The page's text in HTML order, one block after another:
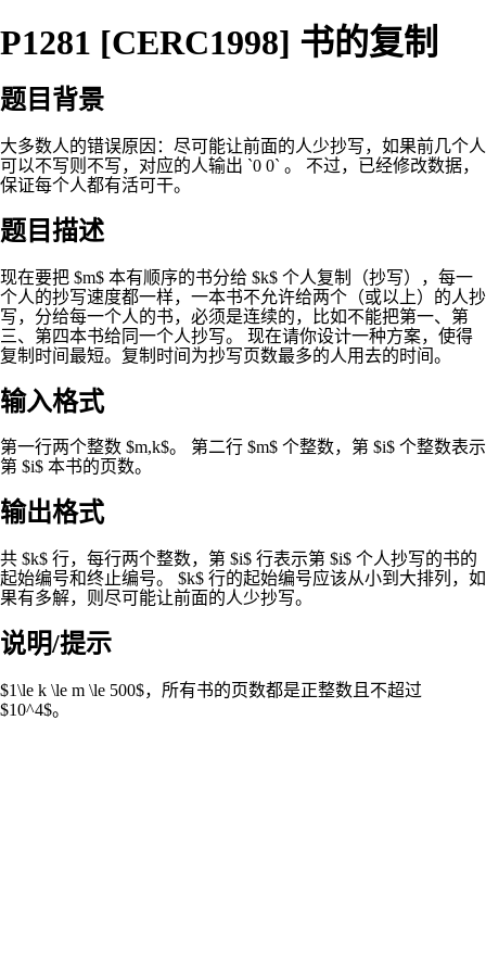
P1281 [CERC1998] 书的复制
题目背景
大多数人的错误原因：尽可能让前面的人少抄写，如果前几个人
可以不写则不写，对应的人输出 `0 0` 。 不过，已经修改数据，
保证每个人都有活可干。
题目描述
现在要把 $m$ 本有顺序的书分给 $k$ 个人复制（抄写），每一
个人的抄写速度都一样，一本书不允许给两个（或以上）的人抄
写，分给每一个人的书，必须是连续的，比如不能把第一、第
三、第四本书给同一个人抄写。 现在请你设计一种方案，使得
复制时间最短。复制时间为抄写页数最多的人用去的时间。
输入格式
第一行两个整数 $m,k$。 第二行 $m$ 个整数，第 $i$ 个整数表示
第 $i$ 本书的页数。
输出格式
共 $k$ 行，每行两个整数，第 $i$ 行表示第 $i$ 个人抄写的书的
起始编号和终止编号。 $k$ 行的起始编号应该从小到大排列，如
果有多解，则尽可能让前面的人少抄写。
说明/提示
$1\le k \le m \le 500$，所有书的页数都是正整数且不超过
$10^4$。